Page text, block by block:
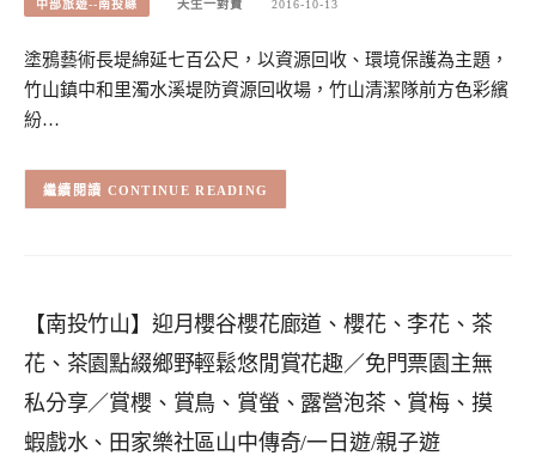
中部旅遊--南投縣 天生一對寶 2016-10-13
塗鴉藝術長堤綿延七百公尺，以資源回收、環境保護為主題，
竹山鎮中和里濁水溪堤防資源回收場，竹山清潔隊前方色彩繽
紛…
CONTINUE READING
【南投竹山】迎月櫻谷櫻花廊道、櫻花、李花、茶
花、茶園點綴鄉野輕鬆悠閒賞花趣／免門票園主無
私分享／賞櫻、賞鳥、賞螢、露營泡茶、賞梅、摸
蝦戲水、田家樂社區山中傳奇/一日遊/親子遊